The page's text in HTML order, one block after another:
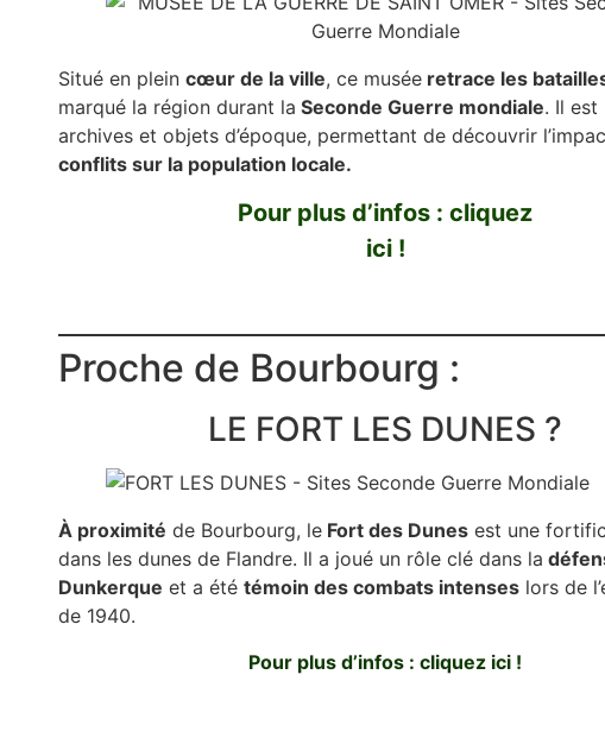
Situé en plein cœur de la ville, ce musée retrace les
marqué la région durant la Seconde Guerre mondiale. Il est
archives et objets d’époque, permettant de découvrir
conflits sur la population locale.
Pour plus d’infos : cliquez
ici !
Proche de Bourbourg :
LE FORT LES DUNES ?
À proximité de Bourbourg, le Fort des Dunes est une
dans les dunes de Flandre. Il a joué un rôle clé dans la
Dunkerque et a été témoin des combats intenses lors de
de 1940.
Pour plus d’infos : cliquez ici !